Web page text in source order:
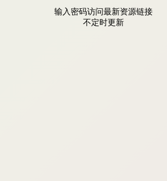
输入密码访问最新资源链接
不定时更新